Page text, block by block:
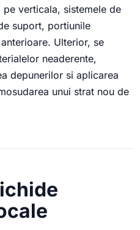
verticala, sistemele de
suport, portiunile
Ulterior, se
neaderente,
depunerilor si aplicarea
unui strat nou de